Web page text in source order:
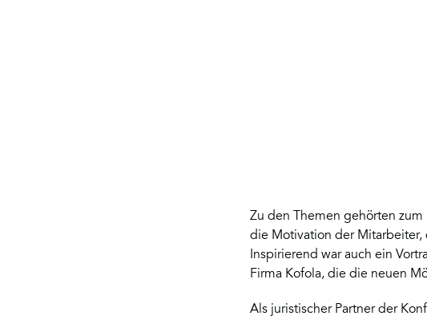
Zu den Themen gehörten
die Motivation der
Inspirierend war auch ein
Firma Kofola, die die neuen
Als juristischer Partner der